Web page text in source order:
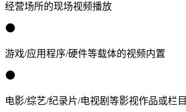
经营场所的现场视频播放
游戏/应用程序/硬件等载体的视频内置
电影/综艺/纪录片/电视剧等影视作品或栏目